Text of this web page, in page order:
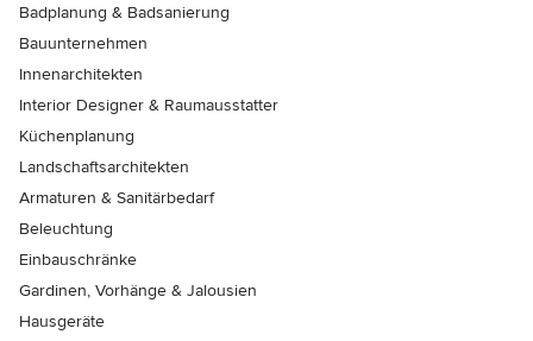
Badplanung & Badsanierung
Bauunternehmen
Innenarchitekten
Interior Designer & Raumausstatter
Küchenplanung
Landschaftsarchitekten
Armaturen & Sanitärbedarf
Beleuchtung
Einbauschränke
Gardinen, Vorhänge & Jalousien
Hausgeräte